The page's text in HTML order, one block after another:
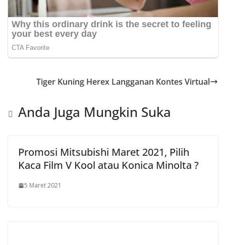
Tiger Kuning Herex Langganan Kontes Virtual
Anda Juga Mungkin Suka
Promosi Mitsubishi Maret 2021, Pilih
Kaca Film V Kool atau Konica Minolta ?
5 Maret 2021